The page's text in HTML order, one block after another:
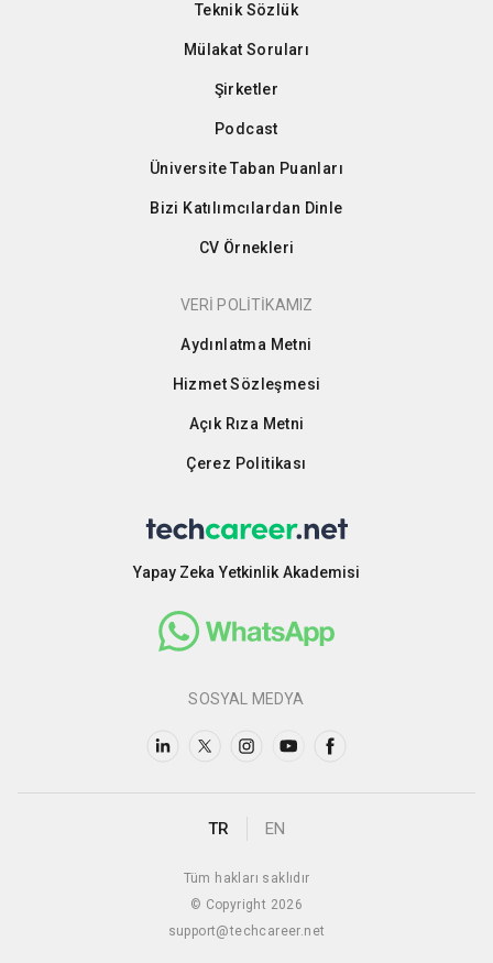
Teknik Sözlük
Mülakat Soruları
Şirketler
Podcast
Üniversite Taban Puanları
Bizi Katılımcılardan Dinle
CV Örnekleri
VERİ POLİTİKAMIZ
Aydınlatma Metni
Hizmet Sözleşmesi
Açık Rıza Metni
Çerez Politikası
Yapay Zeka Yetkinlik Akademisi
SOSYAL MEDYA
TR EN
Tüm hakları saklıdır
© Copyright 2026
support@techcareer.net